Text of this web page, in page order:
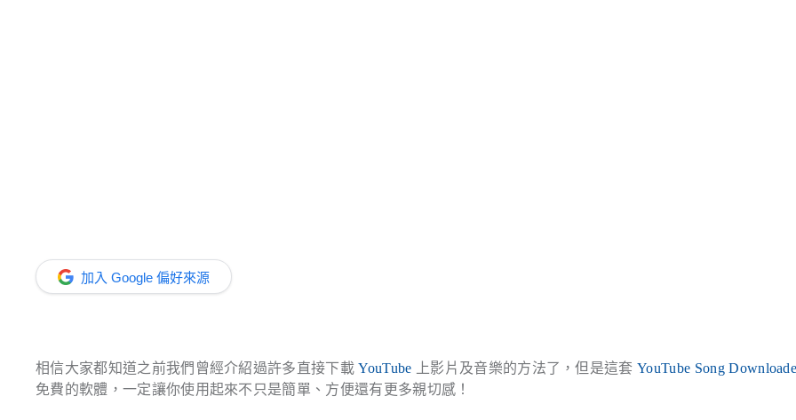
加入 Google 偏好來源
相信大家都知道之前我們曾經介紹過許多直接下載YouTube 上影片及音樂的方法了，但是這套YouTube Song
免費的軟體，一定讓你使用起來不只是簡單、方便還有更多親切感！